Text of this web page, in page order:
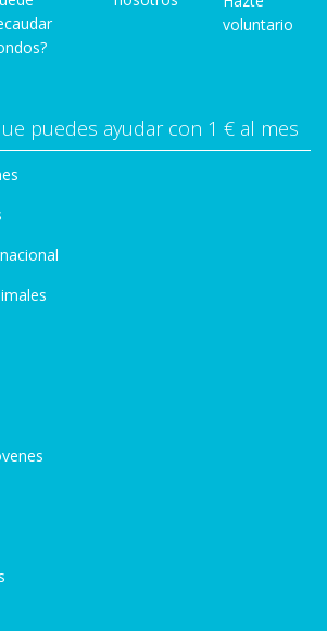
voluntario
puedes ayudar con 1 € al mes